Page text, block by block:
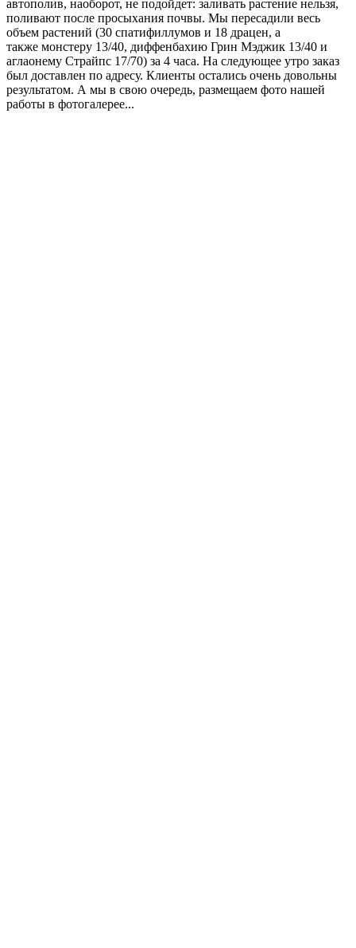
автополив, наоборот, не подойдет: заливать растение нельзя,
поливают после просыхания почвы. Мы пересадили весь
объем растений (30 спатифиллумов и 18 драцен, а
также монстеру 13/40, диффенбахию Грин Мэджик 13/40 и
аглаонему Страйпс 17/70) за 4 часа. На следующее утро заказ
был доставлен по адресу. Клиенты остались очень довольны
результатом. А мы в свою очередь, размещаем фото нашей
работы в фотогалерее...